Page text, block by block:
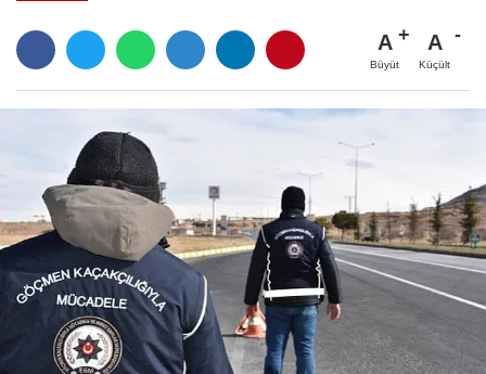
A
Büyüt
A
Küçült